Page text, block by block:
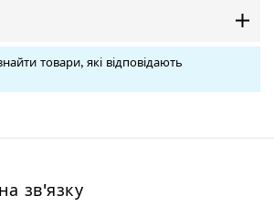
товари, які відповідають
зв'язку